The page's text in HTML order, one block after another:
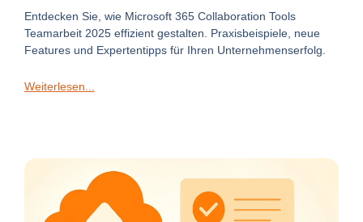
Entdecken Sie, wie Microsoft 365 Collaboration Tools
Teamarbeit 2025 effizient gestalten. Praxisbeispiele, neue
Features und Expertentipps für Ihren Unternehmenserfolg.
Weiterlesen...